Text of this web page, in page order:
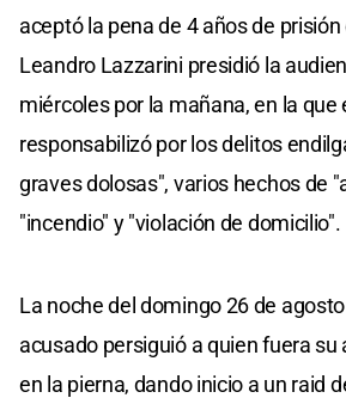
aceptó la pena de 4 años de
Leandro Lazzarini presidió la
miércoles por la mañana, en la que
responsabilizó por los delitos
graves dolosas", varios hechos de
"incendio" y "violación de domicilio".
La noche del domingo 26 de
acusado persiguió a quien fuera su
en la pierna, dando inicio a un raid